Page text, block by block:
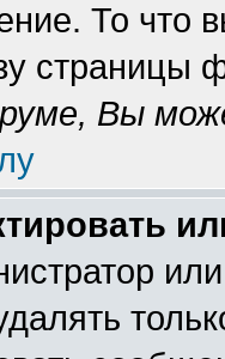
То что
страницы
Вы